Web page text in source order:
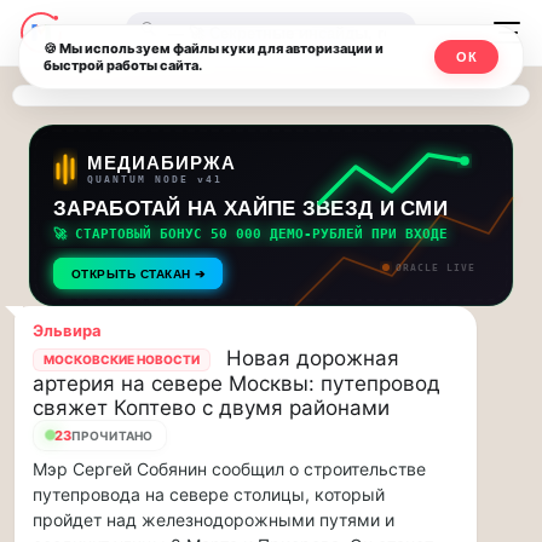
Последние
новости
и
обновления
потока:
Друзья,
приглашаем
на
музыкальную
прогулку
по
Москве
Чайковского!…
приглашаем
на
музыкальную
Москвичи.net
—
Главный
столичный
чат-
мессенджер,
новости
и
инсайды
Москвы
🔍
МЕДИАБИРЖА
QUANTUM NODE v41
ЗАРАБОТАЙ НА ХАЙПЕ ЗВЕЗД И СМИ
🚀 СТАРТОВЫЙ БОНУС 50 000 ДЕМО-РУБЛЕЙ ПРИ ВХОДЕ
ОТКРЫТЬ СТАКАН ➔ ORACLE LIVE
Эльвира
МОСКОВСКИЕ НОВОСТИ
Новая дорожная
артерия на севере Москвы: путепровод
свяжет Коптево с двумя районами
23ПРОЧИТАНО
Мэр Сергей Собянин сообщил о строительстве
путепровода на севере столицы, который
пройдет над железнодорожными путями и
🍪 Мы используем файлы куки для авторизации и
быстрой работы сайта.
ОК